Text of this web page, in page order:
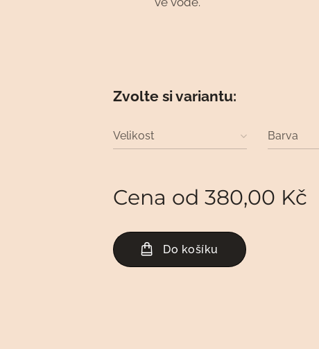
Zvolte si variantu:
Velikost Barva
Cena od380,00 Kč
Do košíku